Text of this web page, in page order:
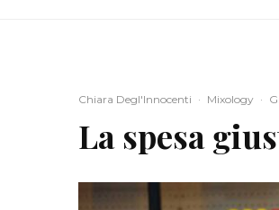
Chiara Degl'Innocenti · Mixology ·
La spesa